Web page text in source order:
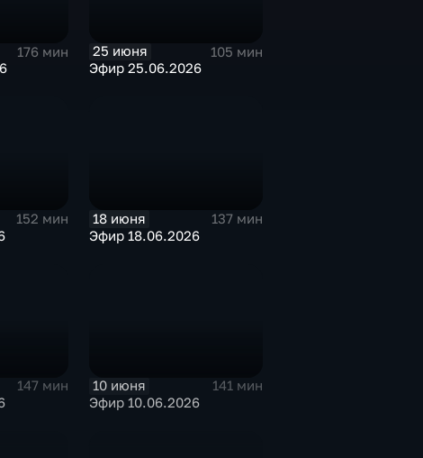
176 мин
25 июня
105 мин
Эфир 25.06.2026
152 мин
18 июня
137 мин
Эфир 18.06.2026
147 мин
10 июня
141 мин
Эфир 10.06.2026